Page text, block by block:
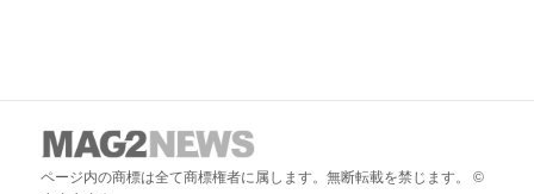
ページ内の商標は全て商標権者に属します。無断転載を禁じます。 ©